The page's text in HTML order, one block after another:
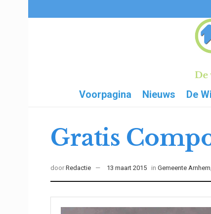
Voorpagina Nieuws De
Gratis
door Redactie 13 maart 2015 in Gemeente Arnhem